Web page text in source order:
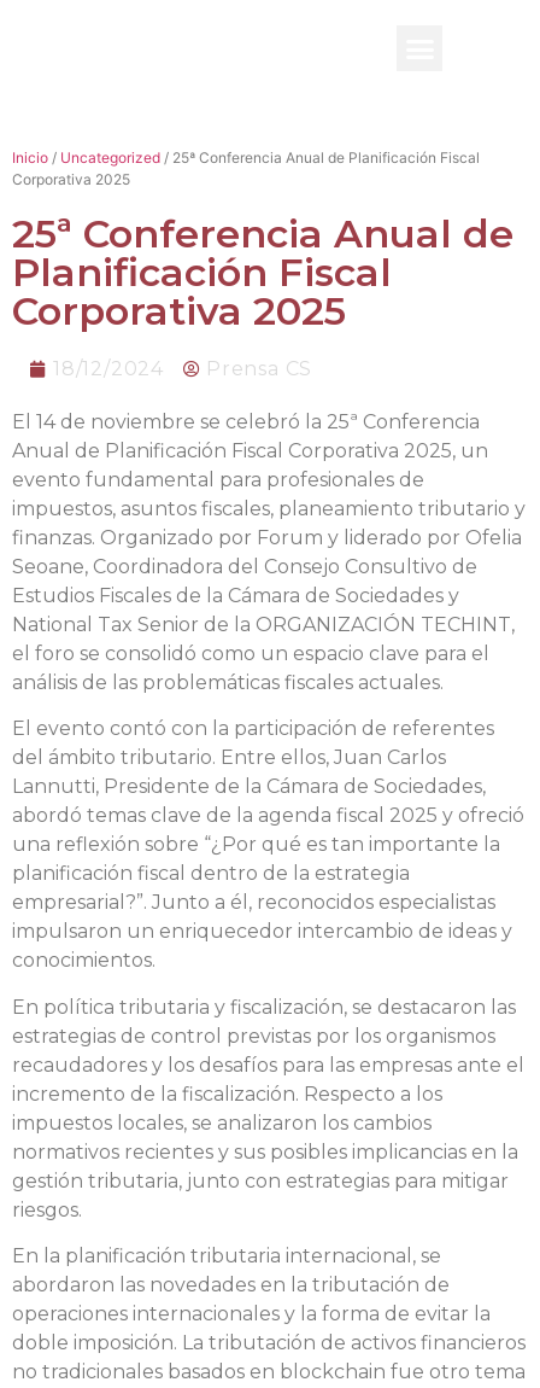
Inicio / Uncategorized / 25ª Conferencia Anual de Planificación Fiscal
Corporativa 2025
25ª Conferencia Anual de
Planificación Fiscal
Corporativa 2025
18/12/2024 Prensa CS
El 14 de noviembre se celebró la 25ª Conferencia
Anual de Planificación Fiscal Corporativa 2025, un
evento fundamental para profesionales de
impuestos, asuntos fiscales, planeamiento tributario y
finanzas. Organizado por Forum y liderado por Ofelia
Seoane, Coordinadora del Consejo Consultivo de
Estudios Fiscales de la Cámara de Sociedades y
National Tax Senior de la ORGANIZACIÓN TECHINT,
el foro se consolidó como un espacio clave para el
análisis de las problemáticas fiscales actuales.
El evento contó con la participación de referentes
del ámbito tributario. Entre ellos, Juan Carlos
Lannutti, Presidente de la Cámara de Sociedades,
abordó temas clave de la agenda fiscal 2025 y ofreció
una reflexión sobre “¿Por qué es tan importante la
planificación fiscal dentro de la estrategia
empresarial?”. Junto a él, reconocidos especialistas
impulsaron un enriquecedor intercambio de ideas y
conocimientos.
En política tributaria y fiscalización, se destacaron las
estrategias de control previstas por los organismos
recaudadores y los desafíos para las empresas ante el
incremento de la fiscalización. Respecto a los
impuestos locales, se analizaron los cambios
normativos recientes y sus posibles implicancias en la
gestión tributaria, junto con estrategias para mitigar
riesgos.
En la planificación tributaria internacional, se
abordaron las novedades en la tributación de
operaciones internacionales y la forma de evitar la
doble imposición. La tributación de activos financieros
no tradicionales basados en blockchain fue otro tema